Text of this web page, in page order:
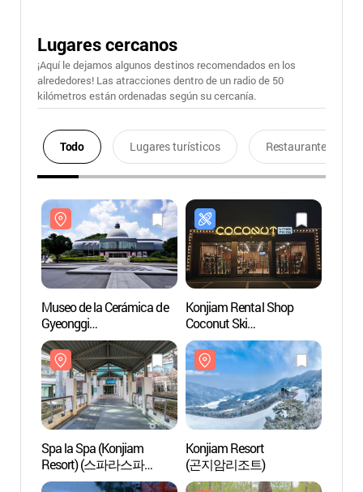
Lugares cercanos
¡Aquí le dejamos algunos destinos recomendados en los
alrededores! Las atracciones dentro de un radio de 50
kilómetros están ordenadas según su cercanía.
Todo Lugares turísticos Restaurantes
Museo de la Cerámica de
Gyeonggi
(경기도자박물관)
Konjiam Rental Shop
Coconut Ski
(곤지암렌탈샵
코코넛스키)
Spa la Spa (Konjiam
Resort) (스파라스파
(곤지암리조트))
Konjiam Resort
(곤지암리조트)